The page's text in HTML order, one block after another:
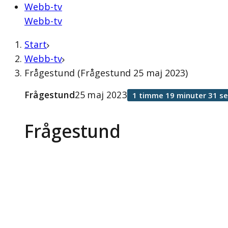
Webb-tv
Webb-tv
Start
Webb-tv
Frågestund (Frågestund 25 maj 2023)
Frågestund
Frågestund25 maj 2023 1 timme 19 minuter 31